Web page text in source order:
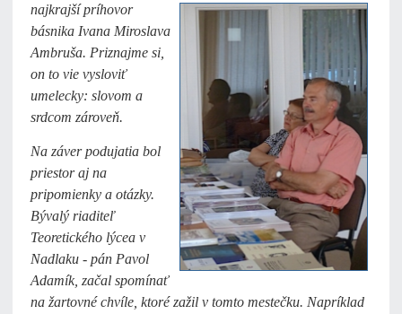
najkrajší príhovor
básnika Ivana Miroslava
Ambruša. Priznajme si,
on to vie vysloviť
umelecky: slovom a
srdcom zároveň.
Na záver podujatia bol
priestor aj na
pripomienky a otázky.
Bývalý riaditeľ
Teoretického lýcea v
Nadlaku - pán Pavol
Adamík, začal spomínať
na žartovné chvíle, ktoré zažil v tomto mestečku. Napríklad